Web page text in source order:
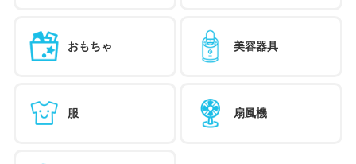
おもちゃ 美容器具
服 扇風機